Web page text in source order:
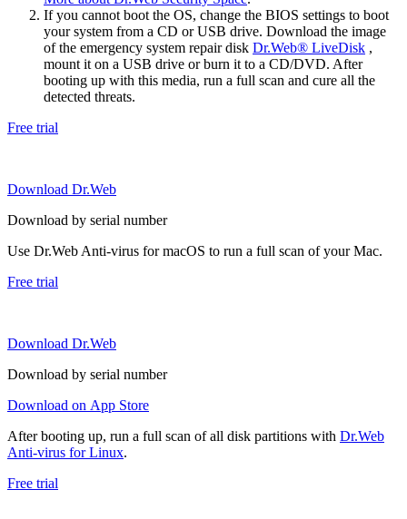
If you cannot boot the OS, change the BIOS settings to boot
your system from a CD or USB drive. Download the image
of the emergency system repair disk Dr.Web® LiveDisk ,
mount it on a USB drive or burn it to a CD/DVD. After
booting up with this media, run a full scan and cure all the
detected threats.
Free trial
Download Dr.Web
Download by serial number
Use Dr.Web Anti-virus for macOS to run a full scan of your Mac.
Free trial
Download Dr.Web
Download by serial number
Download on App Store
After booting up, run a full scan of all disk partitions with Dr.Web
Anti-virus for Linux.
Free trial